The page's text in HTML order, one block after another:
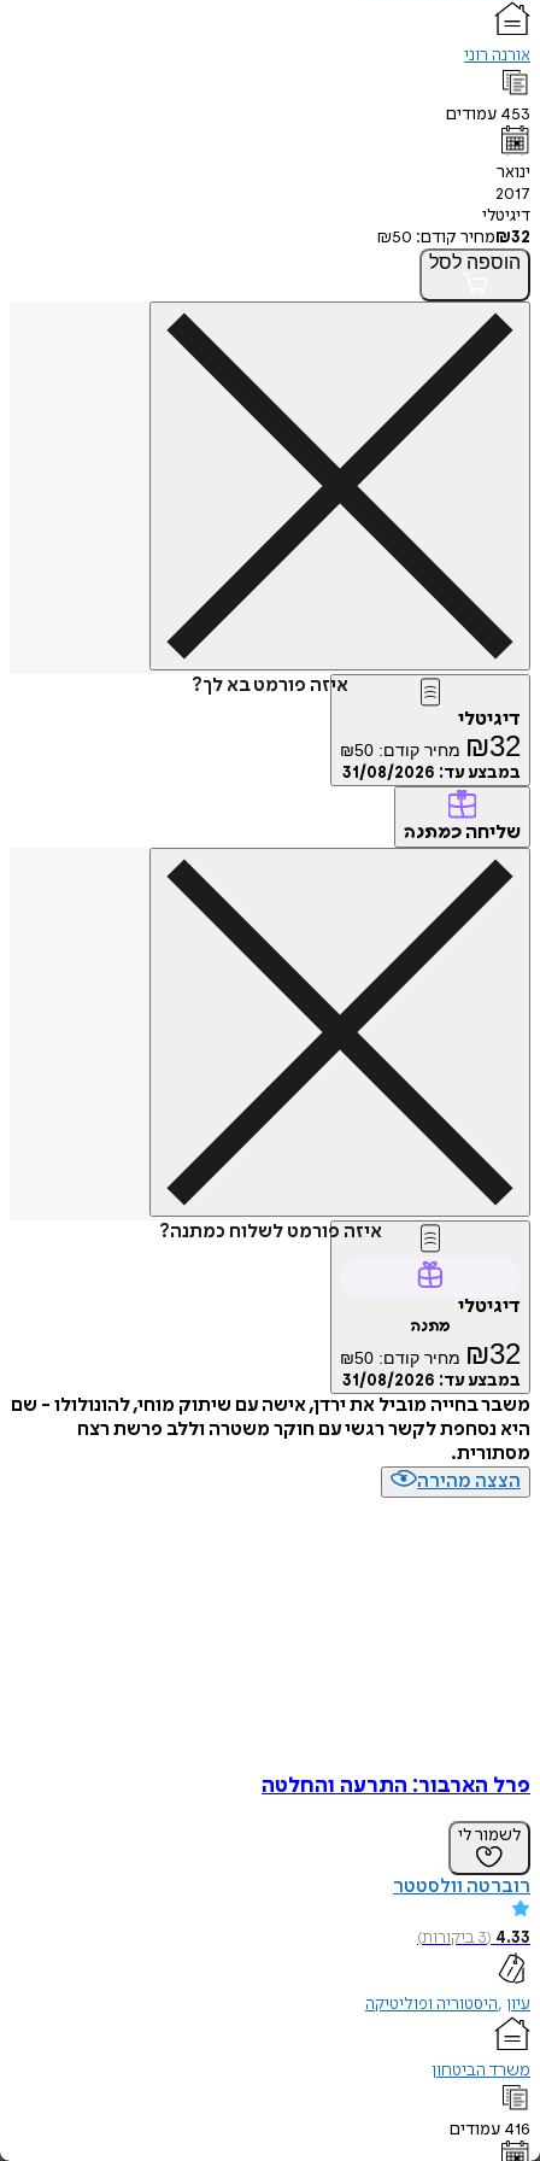
קודם:
₪50
לסל
איזה פורמט בא לך?
₪ מחיר קודם: ₪50
עד:31/08/2026
כמתנה
איזה פורמט לשלוח כמתנה?
₪ מחיר קודם: ₪50
עד:31/08/2026
בחייה מוביל את ירדן, אישה עם שיתוק מוחי, להונולולו - שם
לקשר רגשי עם חוקר משטרה וללב פרשת רצח
מהירה
התרעה והחלטה
לי
וולסטטר
3ביקורות)
ופוליטיקה